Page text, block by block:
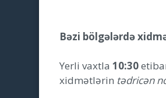
Bəzi bölgələrdə
Yerli vaxtla 10:30
xidmətlərin tədricən